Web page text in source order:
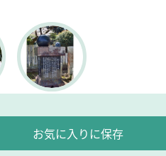
お気に入りに保存